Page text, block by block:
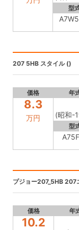
型
207 5HB スタイル ()
価格 年
8.3
万円 (昭和-
型
プジョー207_5HB 207
価格 年
10.2